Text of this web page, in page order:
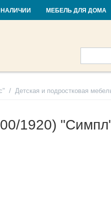
Контакты
МЕБЕЛЬ ДЛЯ ДОМА
/ Детская и подростковая
1920)